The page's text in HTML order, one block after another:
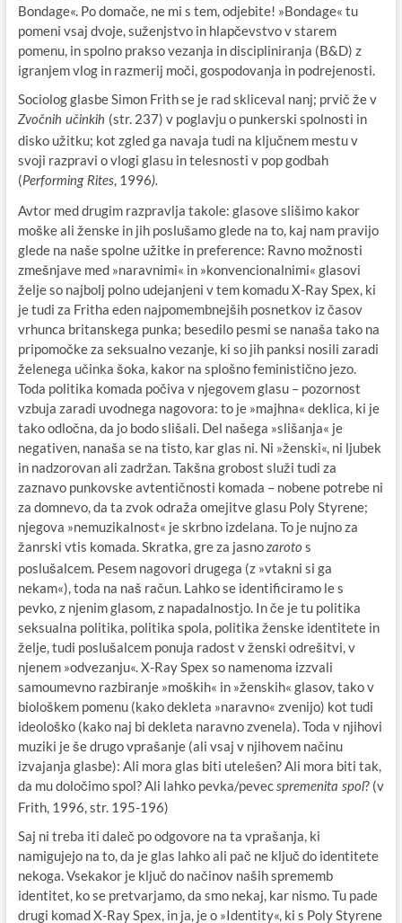
Bondage«. Po domače, ne mi s tem, odjebite! »Bondage« tu
pomeni vsaj dvoje, suženjstvo in hlapčevstvo v starem
pomenu, in spolno prakso vezanja in discipliniranja (B&D) z
igranjem vlog in razmerij moči, gospodovanja in podrejenosti.
Sociolog glasbe Simon Frith se je rad skliceval nanj; prvič že v
Zvočnih učinkih (str. 237) v poglavju o punkerski spolnosti in
disko užitku; kot zgled ga navaja tudi na ključnem mestu v
svoji razpravi o vlogi glasu in telesnosti v pop godbah
(Performing Rites, 1996).
Avtor med drugim razpravlja takole: glasove slišimo kakor
moške ali ženske in jih poslušamo glede na to, kaj nam pravijo
glede na naše spolne užitke in preference: Ravno možnosti
zmešnjave med »naravnimi« in »konvencionalnimi« glasovi
želje so najbolj polno udejanjeni v tem komadu X-Ray Spex, ki
je tudi za Fritha eden najpomembnejših posnetkov iz časov
vrhunca britanskega punka; besedilo pesmi se nanaša tako na
pripomočke za seksualno vezanje, ki so jih panksi nosili zaradi
želenega učinka šoka, kakor na splošno feministično jezo.
Toda politika komada počiva v njegovem glasu – pozornost
vzbuja zaradi uvodnega nagovora: to je »majhna« deklica, ki je
tako odločna, da jo bodo slišali. Del našega »slišanja« je
negativen, nanaša se na tisto, kar glas ni. Ni »ženski«, ni ljubek
in nadzorovan ali zadržan. Takšna grobost služi tudi za
zaznavo punkovske avtentičnosti komada – nobene potrebe ni
za domnevo, da ta zvok odraža omejitve glasu Poly Styrene;
njegova »nemuzikalnost« je skrbno izdelana. To je nujno za
žanrski vtis komada. Skratka, gre za jasno zaroto s
poslušalcem. Pesem nagovori drugega (z »vtakni si ga
nekam«), toda na naš račun. Lahko se identificiramo le s
pevko, z njenim glasom, z napadalnostjo. In če je tu politika
seksualna politika, politika spola, politika ženske identitete in
želje, tudi poslušalcem ponuja radost v ženski odrešitvi, v
njenem »odvezanju«. X-Ray Spex so namenoma izzvali
samoumevno razbiranje »moških« in »ženskih« glasov, tako v
biološkem pomenu (kako dekleta »naravno« zvenijo) kot tudi
ideološko (kako naj bi dekleta naravno zvenela). Toda v njihovi
muziki je še drugo vprašanje (ali vsaj v njihovem načinu
izvajanja glasbe): Ali mora glas biti utelešen? Ali mora biti tak,
da mu določimo spol? Ali lahko pevka/pevec spremenita spol? (v
Frith, 1996, str. 195-196)
Saj ni treba iti daleč po odgovore na ta vprašanja, ki
namigujejo na to, da je glas lahko ali pač ne ključ do identitete
nekoga. Vsekakor je ključ do načinov naših sprememb
identitet, ko se pretvarjamo, da smo nekaj, kar nismo. Tu pade
drugi komad X-Ray Spex, in ja, je o »Identity«, ki s Poly Styrene